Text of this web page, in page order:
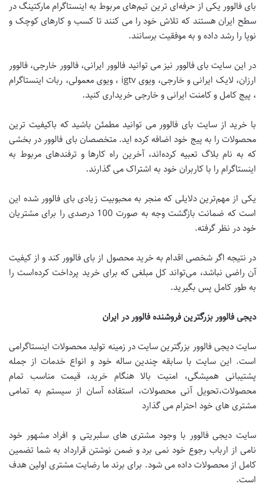
بای فالوور یکی از حرفه‌ای‌ ترین تیم‌های مربوط به اینستاگرام مارکتینگ در
سطح ایران هستند که تلاش خود را می‌ کنند تا کسب‌ و‌ کارهای کوچک و
نوپا را رشد داده و به موفقیت برسانند.
در این سایت بای فالوور نیز می‌ توانید فالوور ایرانی، فالوور خارجی، فالوور
ارزان، لایک ایرانی و خارجی، ویوی igtv ، ویوی معمولی، ربات اینستاگرام
، پیج کامل و کامنت ایرانی و خارجی خریداری کنید.
با خرید از سایت بای فالوور می‌ توانید مطمئن باشید که باکیفیت‌ ترین
محصولات را به پیج خود اضافه کرده‌ اید. متخصصان بای فالوور در بخشی
که به نام بلاگ تعبیه کرده‌اند، آخرین راه‌ کارها و ترفندهای مربوط به
اینستاگرام را با کاربران خود به اشتراک می‌ گذارند.
یکی از مهم‌ترین دلایلی که منجر به محبوبیت زیادی بای فالوور شده این
است که ضمانت بازگشت وجه به صورت 100 درصدی را برای مشتریان
خود در نظر گرفته.
در نتیجه اگر شخصی اقدام به خرید محصول از بای فالوور کند و از کیفیت
آن راضی نباشد، می‌تواند کل مبلغی که برای خرید پرداخت کرده‌است را
به طور کامل پس بگیرید.
دیجی فالوور بزرگترین فروشنده فالوور در ایران
سایت دیجی فالوور بزرگترین سایت در زمینه تولید محصولات اینستاگرامی
است. این سایت با سابقه چندین ساله خود و انواع خدمات از جمله
پشتیبانی همیشگی، امنیت بالا هنگام خرید، قیمت مناسب تمام
محصولات،تحویل آنی محصولات، استفاده آسان از سیستم به تمامی
مشتری های خود احترام می گذارد
سایت دیجی فالوور با وجود مشتری های سلبریتی و افراد مشهور خود
نامی از ارباب رجوع خود نمی برد و ضمن نوشتن قرارداد به شما تضمین
کامل از محصولات داده می شود. برای برند ما رضایت مشتری اولین هدف
است.